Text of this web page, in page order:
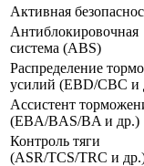
Активная
Антиблокировочная
система (ABS)
Распределение
усилий (EBD/CBC и
Ассистент
(EBA/BAS/BA и др.)
Контроль тяги
(ASR/TCS/TRC и